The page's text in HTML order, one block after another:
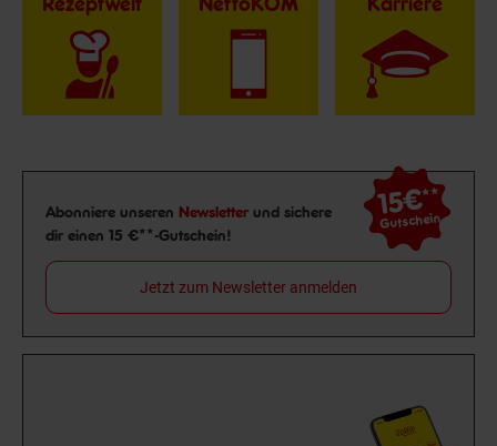
Newsletter Anmeldung
Abonniere unseren Newsletter und sichere
dir einen 15 €**-Gutschein!
15€**
Gutschein
Jetzt zum Newsletter anmelden